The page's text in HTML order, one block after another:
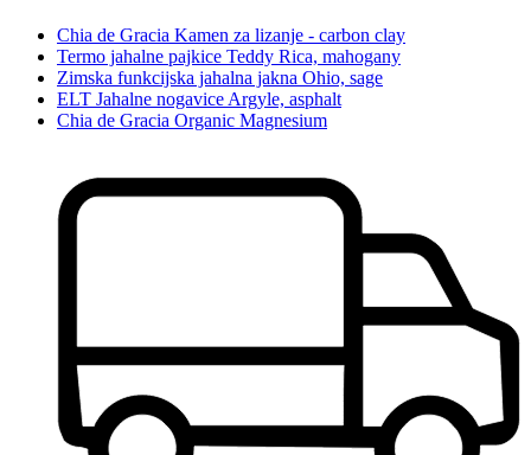
Chia de Gracia Kamen za lizanje - carbon clay
Termo jahalne pajkice Teddy Rica, mahogany
Zimska funkcijska jahalna jakna Ohio, sage
ELT Jahalne nogavice Argyle, asphalt
Chia de Gracia Organic Magnesium